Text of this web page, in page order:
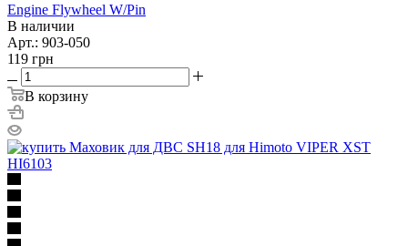
Engine Flywheel W/Pin
В наличии
Арт.: 903-050
119 грн
В корзину